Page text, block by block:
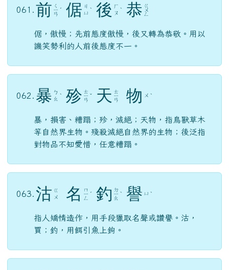
061. 前 ㄑ
ㄧ
ㄢ
ˊ 倨 ㄐ
ㄩ ˋ 後 ㄏ
ㄡ ˋ 恭 ㄍ
ㄨ
ㄥ
倨，傲慢；先前態度傲慢，後又轉為恭敬。用以
譏笑勢利的人前後態度不一。
062. 暴 ㄅ
ㄠ ˋ 殄 ㄊ
ㄧ
ㄢ
ˇ 天 ㄊ
ㄧ
ㄢ 物 ㄨ ˋ
暴，損害、糟蹋；殄，滅絕；天物，指鳥獸草木
等自然界生物。殘殺滅絕自然界的生物；後泛指
對物品不知愛惜，任意糟蹋。
063. 沽 ㄍ
ㄨ
名 ㄇ
ㄧ
ㄥ
ˊ 釣 ㄉ
ㄧ
ㄠ
ˋ 譽 ㄩ ˋ
指人矯情造作，用手段獵取名聲或讚譽。沽，
買；釣，用餌引魚上鉤。